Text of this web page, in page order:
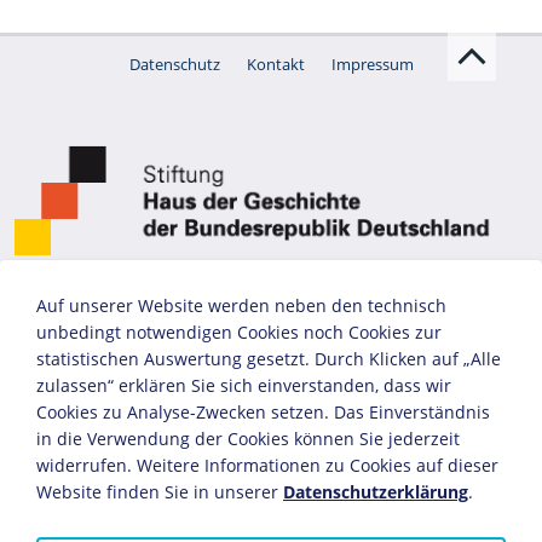
Datenschutz Kontakt Impressum
Auf unserer Website werden neben den technisch
unbedingt notwendigen Cookies noch Cookies zur
statistischen Auswertung gesetzt. Durch Klicken auf „Alle
zulassen“ erklären Sie sich einverstanden, dass wir
Cookies zu Analyse-Zwecken setzen. Das Einverständnis
in die Verwendung der Cookies können Sie jederzeit
widerrufen. Weitere Informationen zu Cookies auf dieser
Website finden Sie in unserer Datenschutzerklärung.